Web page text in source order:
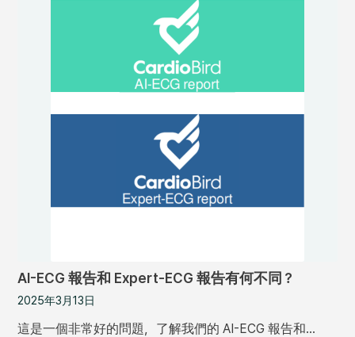
AI-ECG 報告和 Expert-ECG 報告有何不同？
2025年3月13日
這是一個非常好的問題，了解我們的 AI-ECG 報告和…